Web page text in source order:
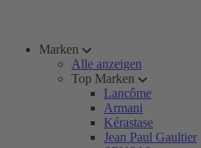
Marken
Alle anzeigen
Top Marken
Lancôme
Armani
Kérastase
Jean Paul Gaultier